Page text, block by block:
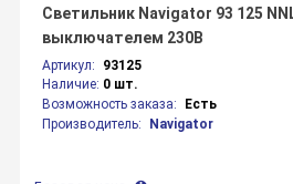
Артикул:
93125
Наличие: 0 шт.
Возможность заказа:
Есть
Производитель:
Navigator
Светильник Navigator 93 125
выключателем 230В